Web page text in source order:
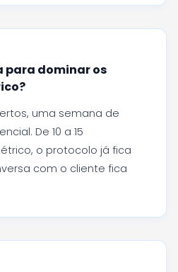
para dominar os
uma semana de
De 10 a 15
o protocolo já fica
com o cliente fica